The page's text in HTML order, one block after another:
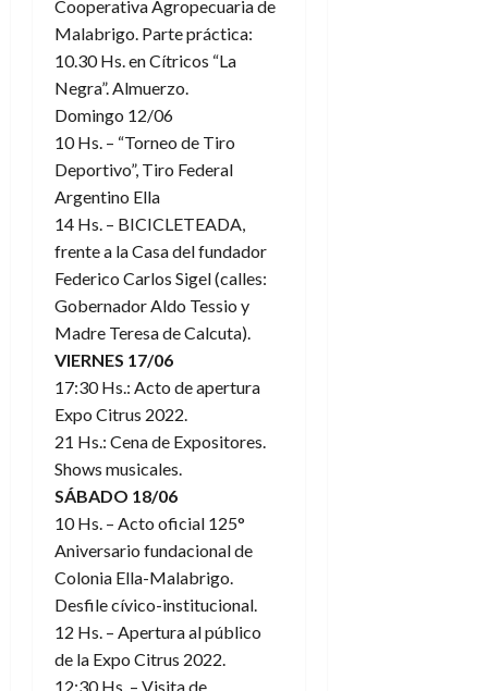
Cooperativa Agropecuaria de
Malabrigo. Parte práctica:
10.30 Hs. en Cítricos “La
Negra”. Almuerzo.
Domingo 12/06
10 Hs. – “Torneo de Tiro
Deportivo”, Tiro Federal
Argentino Ella
14 Hs. – BICICLETEADA,
frente a la Casa del fundador
Federico Carlos Sigel (calles:
Gobernador Aldo Tessio y
Madre Teresa de Calcuta).
VIERNES 17/06
17:30 Hs.: Acto de apertura
Expo Citrus 2022.
21 Hs.: Cena de Expositores.
Shows musicales.
SÁBADO 18/06
10 Hs. – Acto oficial 125°
Aniversario fundacional de
Colonia Ella-Malabrigo.
Desfile cívico-institucional.
12 Hs. – Apertura al público
de la Expo Citrus 2022.
12:30 Hs. – Visita de